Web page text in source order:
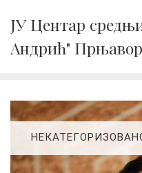
content
ЈУ Центар
Андрић" Прњавор